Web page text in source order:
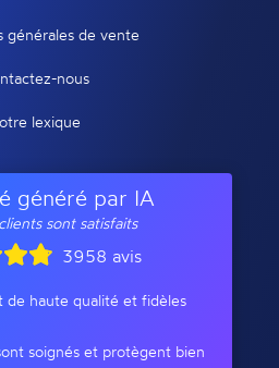
générales de vente
nous
lexique
généré par IA
sont satisfaits
3958 avis
de haute qualité et fidèles
soignés et protègent bien